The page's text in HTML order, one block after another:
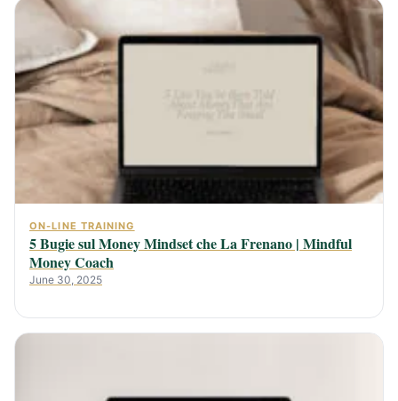
ON-LINE TRAINING
5 Bugie sul Money Mindset che La Frenano | Mindful
Money Coach
June 30, 2025